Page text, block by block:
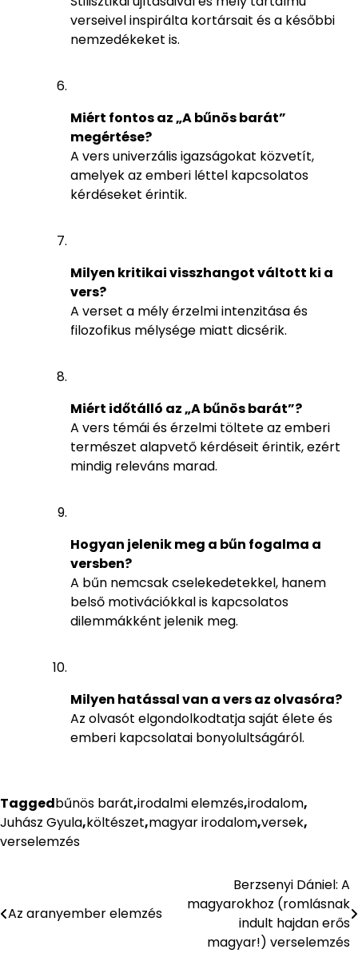
verseivel inspirálta kortársait és a későbbi
nemzedékeket is.
Miért fontos az „A bűnös barát”
megértése?
A vers univerzális igazságokat közvetít,
amelyek az emberi léttel kapcsolatos
kérdéseket érintik.
Milyen kritikai visszhangot váltott ki a
vers?
A verset a mély érzelmi intenzitása és
filozofikus mélysége miatt dicsérik.
Miért időtálló az „A bűnös barát”?
A vers témái és érzelmi töltete az emberi
természet alapvető kérdéseit érintik, ezért
mindig releváns marad.
Hogyan jelenik meg a bűn fogalma a
versben?
A bűn nemcsak cselekedetekkel, hanem
belső motivációkkal is kapcsolatos
dilemmákként jelenik meg.
Milyen hatással van a vers az olvasóra?
Az olvasót elgondolkodtatja saját élete és
emberi kapcsolatai bonyolultságáról.
Taggedbűnös barát,irodalmi elemzés,irodalom,
Juhász Gyula,költészet,magyar irodalom,versek,
verselemzés
navigáció
Az aranyember elemzés
Berzsenyi Dániel: A
magyarokhoz (romlásnak
indult hajdan erős
magyar!) verselemzés